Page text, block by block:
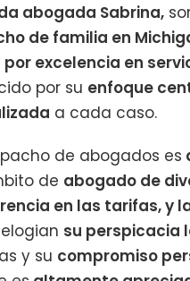
abogada Sabrina,
de familia en
excelencia en
por su enfoque
a cada caso.
de abogados es
de abogado de
en las tarifas, y
su perspicacia
y su compromiso